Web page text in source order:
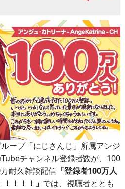
ープ「にじさんじ」所属アンジ
チャンネル登録者数が、100
耐久雑談配信 「登録者100万人
！！！」 では、視聴者ととも